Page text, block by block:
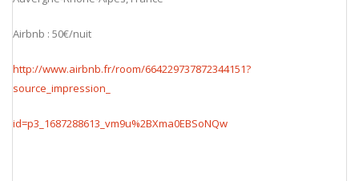
Airbnb : 50€/nuit
http://www.airbnb.fr/room/664229737872344151?
source_impression_
id=p3_1687288613_vm9u%2BXma0EBSoNQw